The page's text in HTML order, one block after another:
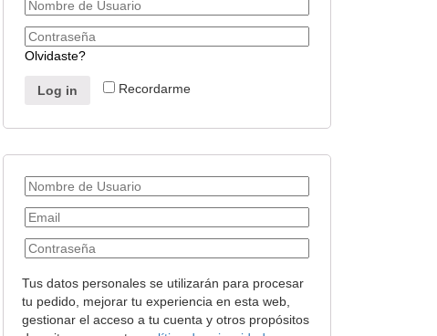
Olvidaste?
Recordarme
Log in
Tus datos personales se utilizarán para procesar
tu pedido, mejorar tu experiencia en esta web,
gestionar el acceso a tu cuenta y otros propósitos